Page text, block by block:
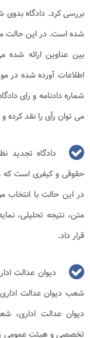
بررسی کرد. دادگاه بدوی
شده است. در این حالت
بین عناوین ارائه شده
اطلاعات آورده شده در
شماره دادنامه و رای
می توان رأی را نقد کرده
دادگاه تجدید
حقوقی و کیفری است که
در این حالت با انتخاب
متن، نتیجه تحلیلی،
قرار داد.
دیوان عدالت
شعب دیوان عدالت
دیوان عدالت اداری،
تخصصی و هیئت عمومی را